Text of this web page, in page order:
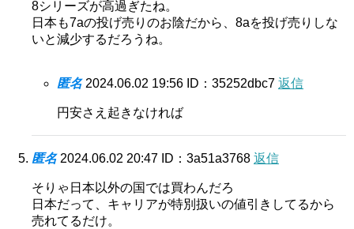
8シリーズが高過ぎたね。
日本も7aの投げ売りのお陰だから、8aを投げ売りしな
いと減少するだろうね。
匿名 2024.06.02 19:56 ID：35252dbc7 返信
円安さえ起きなければ
匿名 2024.06.02 20:47 ID：3a51a3768 返信
そりゃ日本以外の国では買わんだろ
日本だって、キャリアが特別扱いの値引きしてるから
売れてるだけ。